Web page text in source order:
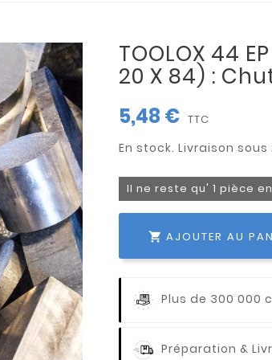
TOOLOX 44
20 X 84) :
5,48 € TTC
Il ne reste qu' 1 pièce
 AJOUTER AU
Plus de 300 000
Préparation &